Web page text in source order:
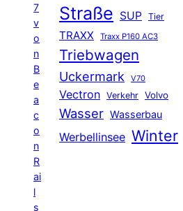
7
v
o
n
B
e
a
c
o
n
R
ai
l
s
Straße SUP Tier
TRAXX Traxx P160 AC3
Triebwagen
Uckermark V70
Vectron Verkehr Volvo
Wasser Wasserbau
Werbellinsee Winter